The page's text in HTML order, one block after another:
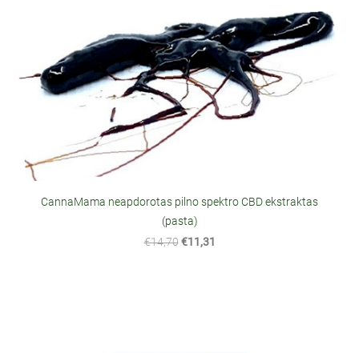
CannaMama neapdorotas pilno spektro CBD ekstraktas
(pasta)
€14,70 €11,31